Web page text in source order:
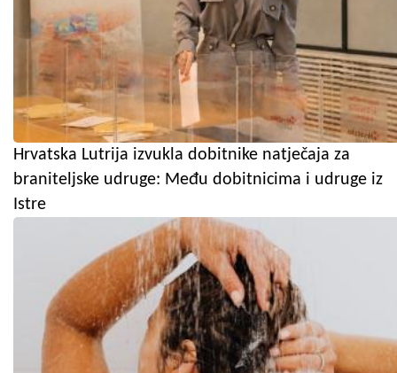
Hrvatska Lutrija izvukla dobitnike natječaja za
braniteljske udruge: Među dobitnicima i udruge iz
Istre